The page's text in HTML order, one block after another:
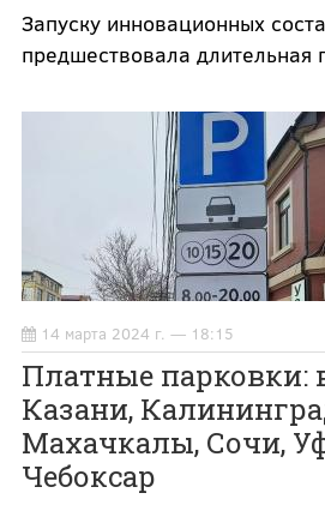
Запуску инновационных
предшествовала длительная
14 марта 2024 г. — 18:15
Платные парковки:
Казани,
Махачкалы, Сочи,
Чебоксар